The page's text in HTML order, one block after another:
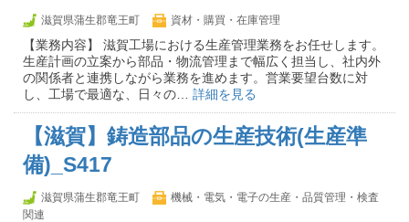
滋賀県蒲生郡竜王町 資材・購買・在庫管理
【業務内容】 滋賀工場における生産管理業務をお任せします。
生産計画の立案から部品・物流管理まで幅広く担当し、社内外
の関係者と連携しながら業務を進めます。営業要望台数に対
し、工場で最適な、日々の… 詳細を見る
【滋賀】鋳造部品の生産技術(生産準
備)_S417
滋賀県蒲生郡竜王町
機械・電気・電子の生産・品質管理・検査
関連